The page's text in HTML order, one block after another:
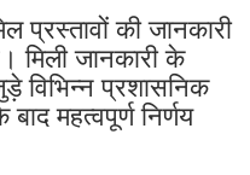
प्रस्तावों की जानकारी
मिली जानकारी के
प्रशासनिक
महत्वपूर्ण निर्णय